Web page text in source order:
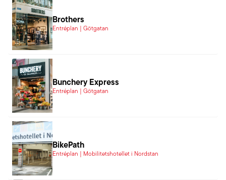
Brothers
Entréplan | Götgatan
Bunchery Express
Entréplan | Götgatan
BikePath
Entréplan | Mobilitetshotellet i Nordstan